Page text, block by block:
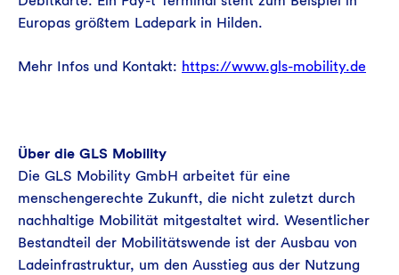
Europas größtem Ladepark in Hilden.
Mehr Infos und Kontakt: https://www.gls-mobility.de
Über die GLS Mobility
Die GLS Mobility GmbH arbeitet für eine
menschengerechte Zukunft, die nicht zuletzt durch
nachhaltige Mobilität mitgestaltet wird. Wesentlicher
Bestandteil der Mobilitätswende ist der Ausbau von
Ladeinfrastruktur, um den Ausstieg aus der Nutzung